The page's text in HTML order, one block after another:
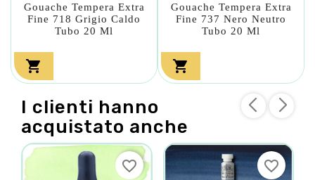
Gouache Tempera Extra
Fine 718 Grigio Caldo
Tubo 20 Ml

Gouache Tempera Extra
Fine 737 Nero Neutro
Tubo 20 Ml

I clienti hanno
acquistato anche
favorite_border favorite_border